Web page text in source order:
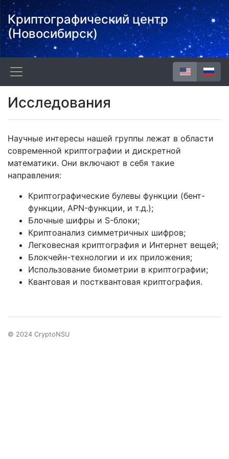
Криптографический центр
(Новосибирск)
Исследования
Научные интересы нашей группы лежат в области
современной криптографии и дискретной
математики. Они включают в себя такие
направления:
Криптографические булевы функции (бент-
функции, APN-функции, и т.д.);
Блочные шифры и S-блоки;
Криптоанализ симметричных шифров;
Легковесная криптография и Интернет вещей;
Блокчейн-технологии и их приложения;
Использование биометрии в криптографии;
Квантовая и постквантовая криптография.
© 2024 CryptoNSU